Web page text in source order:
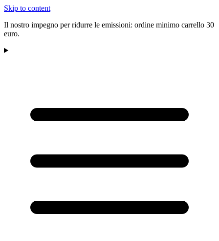
Skip to content
Il nostro impegno per ridurre le emissioni: ordine minimo carrello 30
euro.